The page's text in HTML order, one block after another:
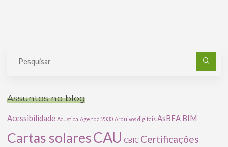
Assuntos no blog
Acessibilidade Acústica Agenda 2030 Arquivos digitais AsBEA BIM
Cartas solaresCAU CBIC Certificações